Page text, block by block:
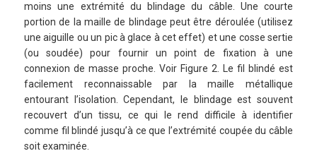
moins une extrémité du blindage du câble. Une courte
portion de la maille de blindage peut être déroulée (utilisez
une aiguille ou un pic à glace à cet effet) et une cosse sertie
(ou soudée) pour fournir un point de fixation à une
connexion de masse proche. Voir Figure 2. Le fil blindé est
facilement reconnaissable par la maille métallique
entourant l’isolation. Cependant, le blindage est souvent
recouvert d’un tissu, ce qui le rend difficile à identifier
comme fil blindé jusqu’à ce que l’extrémité coupée du câble
soit examinée.